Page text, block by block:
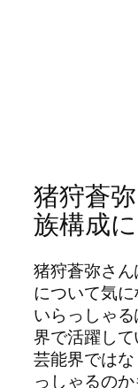
猪狩蒼
族構成
猪狩蒼弥さ
について気
いらっしゃ
界で活躍して
芸能界では
っしゃるのか